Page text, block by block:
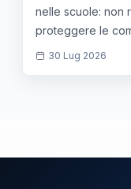
nelle scuole: non
proteggere le
umana.
30 Lug 2026